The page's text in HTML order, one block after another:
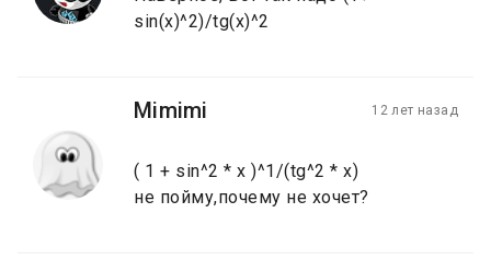
sin(x)^2)/tg(x)^2
Mimimi 12 лет назад
( 1 + sin^2 * x )^1/(tg^2 * x)
не пойму,почему не хочет?